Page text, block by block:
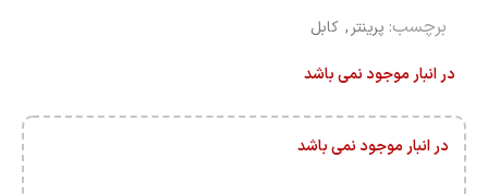
برچسب: پرینتر, کابل
در انبار موجود نمی باشد
در انبار موجود نمی باشد